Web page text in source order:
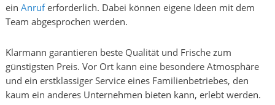
ein Anruferforderlich. Dabei können eigene Ideen mit dem
Team abgesprochen werden.
Klarmann garantieren beste Qualität und Frische zum
günstigsten Preis. Vor Ort kann eine besondere Atmosphäre
und ein erstklassiger Service eines Familienbetriebes, den
kaum ein anderes Unternehmen bieten kann, erlebt werden.